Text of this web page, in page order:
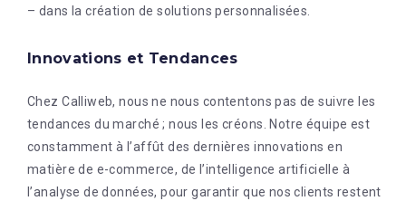
– dans la création de solutions personnalisées.
Innovations et Tendances
Chez Calliweb, nous ne nous contentons pas de suivre les
tendances du marché ; nous les créons. Notre équipe est
constamment à l’affût des dernières innovations en
matière de e-commerce, de l’intelligence artificielle à
l’analyse de données, pour garantir que nos clients restent